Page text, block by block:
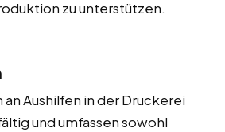
zu unterstützen.
Aushilfen in der Druckerei
und umfassen sowohl